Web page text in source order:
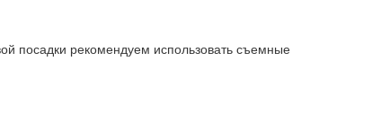
посадки рекомендуем использовать съемные